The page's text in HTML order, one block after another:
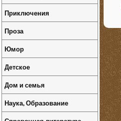
Приключения
Проза
Юмор
Детское
Дом и семья
Наука, Образование